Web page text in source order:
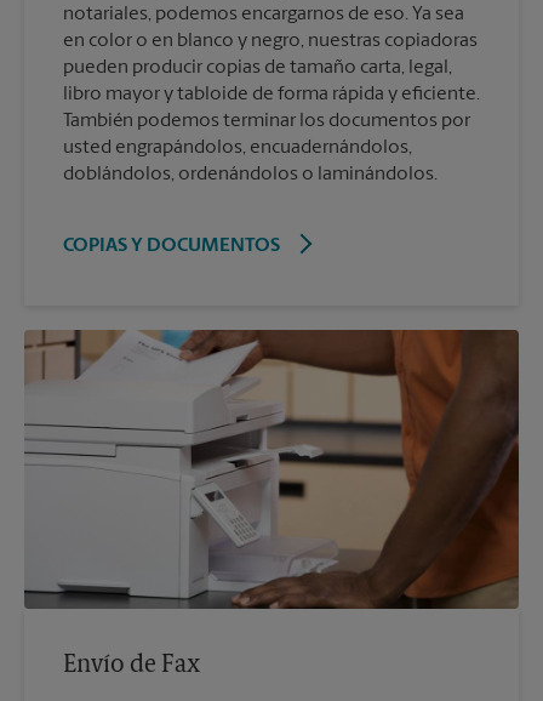
notariales, podemos encargarnos de eso. Ya sea
en color o en blanco y negro, nuestras copiadoras
pueden producir copias de tamaño carta, legal,
libro mayor y tabloide de forma rápida y eficiente.
También podemos terminar los documentos por
usted engrapándolos, encuadernándolos,
doblándolos, ordenándolos o laminándolos.
COPIAS Y DOCUMENTOS
Envío de Fax